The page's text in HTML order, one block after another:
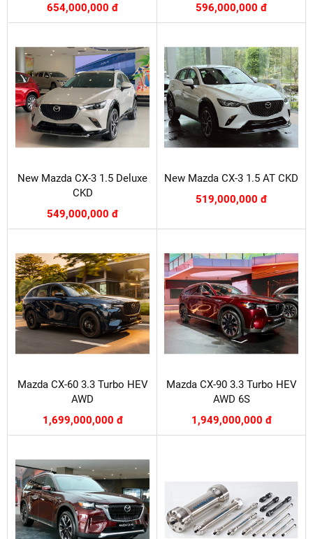
654,000,000 đ
596,000,000 đ
New Mazda CX-3 1.5 Deluxe
CKD
549,000,000 đ
New Mazda CX-3 1.5 AT CKD
519,000,000 đ
Mazda CX-60 3.3 Turbo HEV
AWD
1,699,000,000 đ
Mazda CX-90 3.3 Turbo HEV
AWD 6S
1,949,000,000 đ